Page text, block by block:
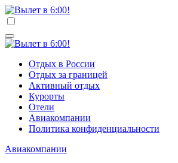
Перейти
к
Генеральный директор: Чернокоз Ольга
Учредитель ООО "Клуб регионов", ИНН
Генеральный директор: Чернокоз Ольга
info@gosrf.ru +7 (495) 920-51-49
Отдых в России
Отдых за границей
Активный отдых
Курорты
Отели
Авиакомпании
Политика конфиденциальности
Авиакомпании